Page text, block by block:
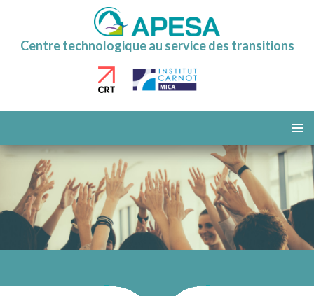
Centre technologique au service des transitions
MENU
AU
CONTENU